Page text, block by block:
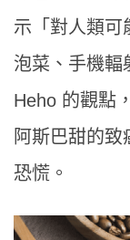
示「對人類可
泡菜、手機輻
Heho 的觀點
阿斯巴甜的
恐慌。